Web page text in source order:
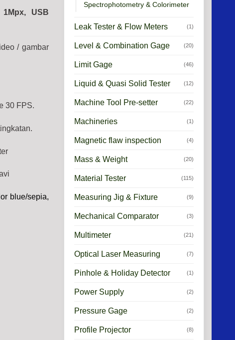
1Mpx, USB
/ gambar
30 FPS.
blue/sepia,
Spectrophotometry & Colorimeter
Leak Tester & Flow Meters (1)
Level & Combination Gage (20)
Limit Gage (46)
Liquid & Quasi Solid Tester (12)
Machine Tool Pre-setter (22)
Machineries (1)
Magnetic flaw inspection (4)
Mass & Weight (20)
Material Tester (115)
Measuring Jig & Fixture (9)
Mechanical Comparator (3)
Multimeter (21)
Optical Laser Measuring (7)
Pinhole & Holiday Detector (1)
Power Supply (2)
Pressure Gage (2)
Profile Projector (8)